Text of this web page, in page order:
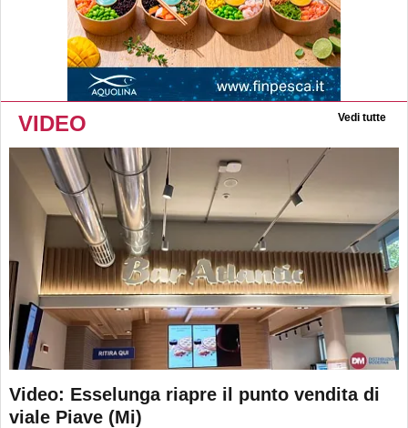
VIDEO Vedi tutte
Video: Esselunga riapre il punto vendita di
viale Piave (Mi)